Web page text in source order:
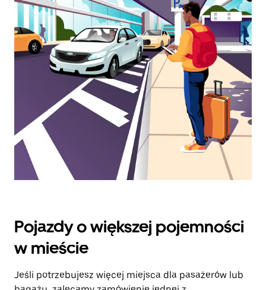
datę.
Naciśnij
klawisz
„Escape”,
aby
zamknąć
kalendarz.
Pojazdy o większej pojemności
w mieście
Jeśli potrzebujesz więcej miejsca dla pasażerów lub